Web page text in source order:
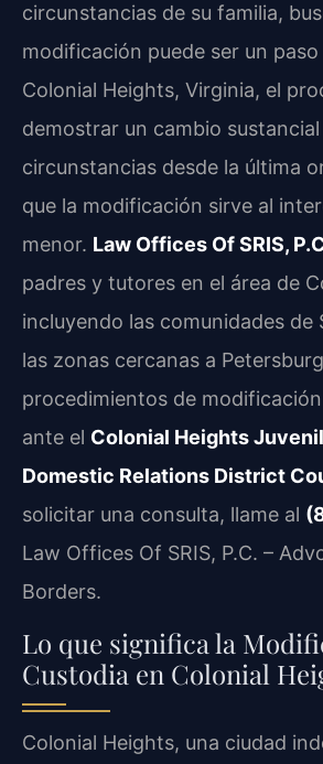
circunstancias de su familia,
modificación puede ser un paso
Colonial Heights, Virginia, el
demostrar un cambio sustancial
circunstancias desde la última
que la modificación sirve al
menor. Law Offices Of SRIS,
padres y tutores en el área de
incluyendo las comunidades de
las zonas cercanas a
procedimientos de
ante el Colonial Heights
Domestic Relations District
solicitar una consulta, llame al
Law Offices Of SRIS, P.C. –
Borders.
Lo que significa la
Custodia en Colonial
Colonial Heights, una ciudad